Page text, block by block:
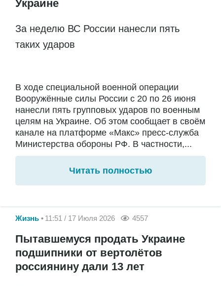
Украине
За неделю ВС России нанесли пять
таких ударов
В ходе специальной военной операции
Вооружённые силы России с 20 по 26 июня
нанесли пять групповых ударов по военным
целям на Украине. Об этом сообщает в своём
канале на платформе «Макс» пресс-служба
Министерства обороны РФ. В частности,...
Читать полностью
Жизнь 11:51 / 17 Июля 2026 4557
Пытавшемуся продать Украине
подшипники от вертолётов
россиянину дали 13 лет